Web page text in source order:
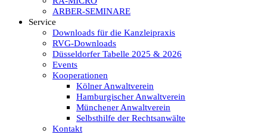
ARBER-SEMINARE
Service
Downloads für die Kanzleipraxis
RVG-Downloads
Düsseldorfer Tabelle 2025 & 2026
Events
Kooperationen
Kölner Anwaltverein
Hamburgischer Anwaltverein
Münchener Anwaltverein
Selbsthilfe der Rechtsanwälte
Kontakt